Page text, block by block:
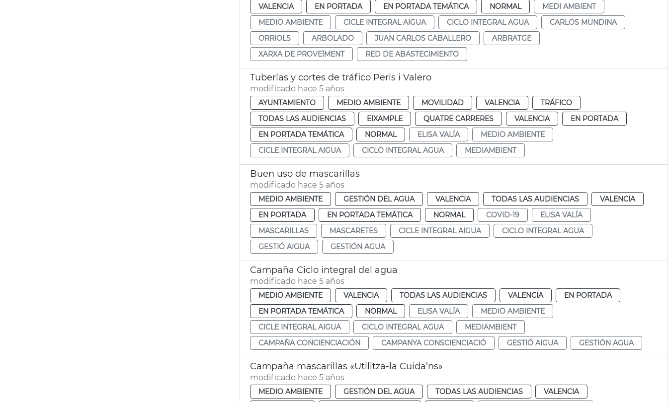
VALENCIA
EN PORTADA EN PORTADA TEMÁTICA NORMAL
MEDI AMBIENT
MEDIO AMBIENTE
CICLE INTEGRAL AIGUA CICLO INTEGRAL AGUA
CARLOS MUNDINA
ORRIOLS
ARBOLADO JUAN CARLOS CABALLERO
ARBRATGE
XARXA DE PROVEÏMENT
RED DE ABASTECIMIENTO
Tuberías y cortes de tráfico Peris i Valero
modificado hace 5 años
AYUNTAMIENTO MEDIO AMBIENTE MOVILIDAD VALENCIA
TRÁFICO
TODAS LAS AUDIENCIAS
EIXAMPLE QUATRE CARRERES VALENCIA
EN PORTADA
EN PORTADA TEMÁTICA
NORMAL ELISA VALÍA
MEDIO AMBIENTE
CICLE INTEGRAL AIGUA
CICLO INTEGRAL AGUA MEDIAMBIENT
Buen uso de mascarillas
modificado hace 5 años
MEDIO AMBIENTE GESTIÓN DEL AGUA VALENCIA TODAS LAS AUDIENCIAS
VALENCIA
EN PORTADA
EN PORTADA TEMÁTICA NORMAL COVID-19
ELISA VALÍA
MASCARILLAS
MASCARETES CICLE INTEGRAL AIGUA
CICLO INTEGRAL AGUA
GESTIÓ AIGUA
GESTIÓN AGUA
Campaña Ciclo integral del agua
modificado hace 5 años
MEDIO AMBIENTE VALENCIA TODAS LAS AUDIENCIAS VALENCIA
EN PORTADA
EN PORTADA TEMÁTICA
NORMAL ELISA VALÍA
MEDIO AMBIENTE
CICLE INTEGRAL AIGUA
CICLO INTEGRAL AGUA
MEDIAMBIENT
CAMPAÑA CONCIENCIACIÓN
CAMPANYA CONSCIENCIACIÓ GESTIÓ AIGUA GESTIÓN AGUA
Campaña mascarillas «Utilitza-la Cuida’ns»
modificado hace 5 años
MEDIO AMBIENTE GESTIÓN DEL AGUA TODAS LAS AUDIENCIAS
VALENCIA